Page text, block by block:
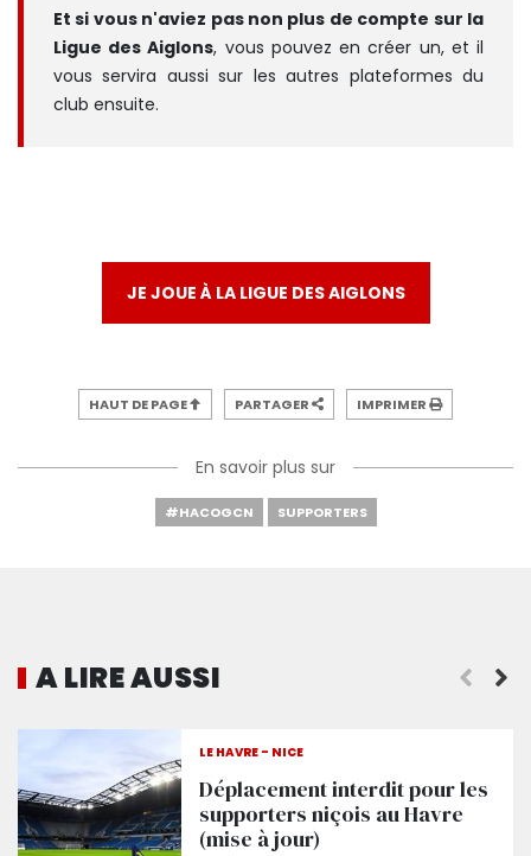
Et si vous n'aviez pas non plus de compte sur la
Ligue des Aiglons, vous pouvez en créer un, et il
vous servira aussi sur les autres plateformes du
club ensuite.
JE JOUE À LA LIGUE DES AIGLONS
HAUT DE PAGE PARTAGER IMPRIMER
En savoir plus sur
#HACOGCN SUPPORTERS
A LIRE AUSSI
LE HAVRE - NICE
Déplacement interdit pour les
supporters niçois au Havre
(mise à jour)